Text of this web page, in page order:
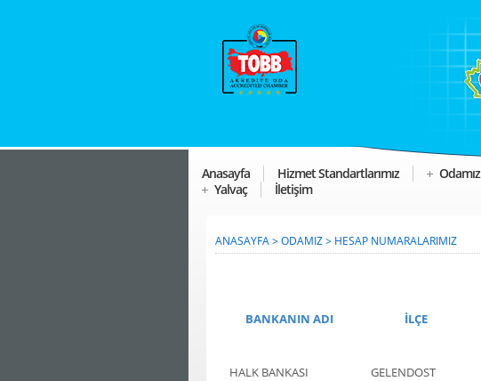
Anasayfa Hizmet Standartlarımız Odamız
Yalvaç
İletişim
ANASAYFA>ODAMIZ> HESAP NUMARALARIMIZ
BANKANIN ADI İLÇE
HALK BANKASI GELENDOST